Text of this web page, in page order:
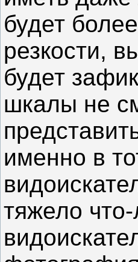
будет
резкости,
будет
шкалы не
именно в
тяжело